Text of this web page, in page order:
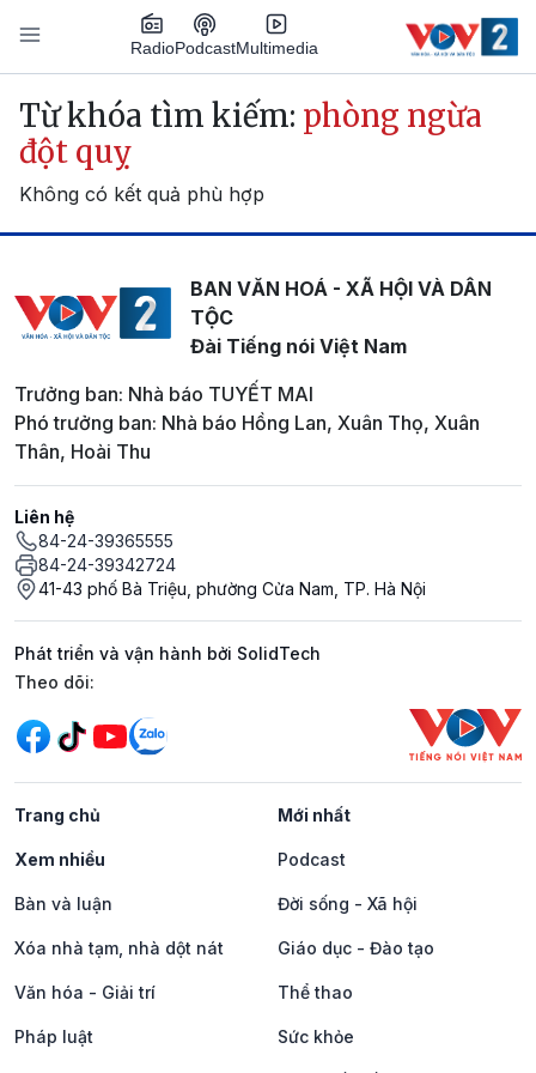
Nhảy đến nội dung
RadioPodcastMultimedia
Main navigation
Từ khóa tìm kiếm: phòng ngừa
đột quỵ
Không có kết quả phù hợp
BAN VĂN HOÁ - XÃ HỘI VÀ DÂN
TỘC
Đài Tiếng nói Việt Nam
Trưởng ban: Nhà báo TUYẾT MAI
Phó trưởng ban: Nhà báo Hồng Lan, Xuân Thọ, Xuân
Thân, Hoài Thu
Liên hệ
84-24-39365555
84-24-39342724
41-43 phố Bà Triệu, phường Cửa Nam, TP. Hà Nội
Phát triển và vận hành bởi SolidTech
Mạng xã hội
Theo dõi:
Trang chủ Mới nhất
Xem nhiều Podcast
Bàn và luận Đời sống - Xã hội
Xóa nhà tạm, nhà dột nát Giáo dục - Đào tạo
Văn hóa - Giải trí Thể thao
Pháp luật Sức khỏe